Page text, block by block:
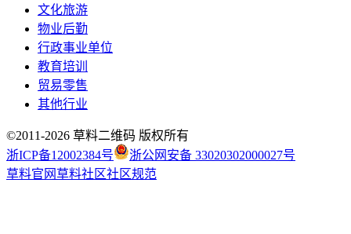
文化旅游
物业后勤
行政事业单位
教育培训
贸易零售
其他行业
©2011-2026 草料二维码 版权所有
浙ICP备12002384号
浙公网安备 33020302000027号
草料官网草料社区社区规范